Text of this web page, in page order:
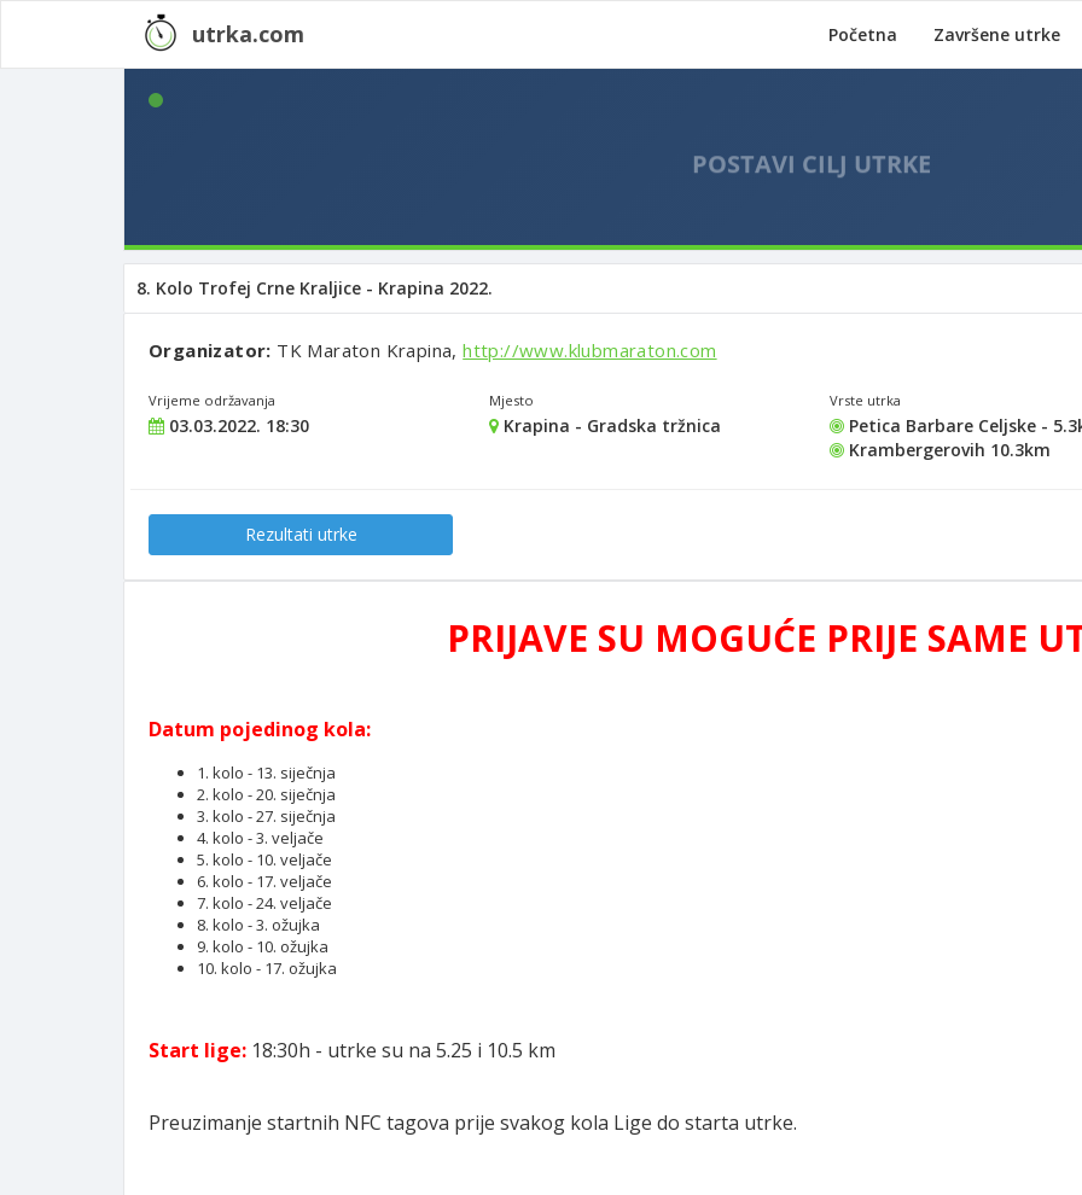
utrka.com Početna Završene utrke
8. Kolo Trofej Crne Kraljice - Krapina 2022.
Organizator: TK Maraton Krapina,http://www.klubmaraton.com
Vrijeme održavanja
03.03.2022. 18:30
Mjesto
Krapina - Gradska tržnica
Vrste utrka
Petica Barbare Celjske -
Krambergerovih 10.3km
Rezultati utrke
PRIJAVE SU MOGUĆE PRIJE SAME
Datum pojedinog kola:
1. kolo - 13. siječnja
2. kolo - 20. siječnja
3. kolo - 27. siječnja
4. kolo - 3. veljače
5. kolo - 10. veljače
6. kolo - 17. veljače
7. kolo - 24. veljače
8. kolo - 3. ožujka
9. kolo - 10. ožujka
10. kolo - 17. ožujka
Start lige: 18:30h - utrke su na 5.25 i 10.5 km
Preuzimanje startnih NFC tagova prije svakog kola Lige do starta utrke.